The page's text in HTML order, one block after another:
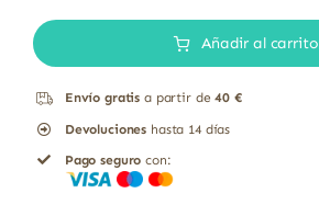
quinoa
Añadir al carrito
Envío gratis a partir de40 €
Devoluciones hasta 14 días
Pago seguro con: